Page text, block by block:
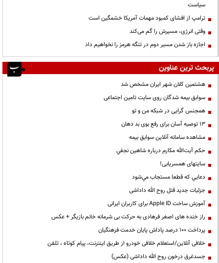
سیاست
ترامپ از افشای کمبود مهمات آمریکا خشمگین است
وقتی انرژی، مسیرش را گم می‌کند
اجازه باز شدن مسیر دوم در تنگه هرمز را نخواهیم داد
پربحث ترین عناوین
هشتمین کلان شهر ایران مشخص شد
سوابق بیمه شدگان روی سایت تامین اجتماعی
همجنس گرایی در شبکه من و تو
13 توصیه آسان برای رفع بوی بد دهان
مشاهده سامانه آنلاين سوابق بیمه
حكم آيت‌الله مكارم درباره شاهين نجفي
سایتهای همسریابی!
دعايي كه قطعا مستجاب مي‌شود
جزئیات جدید قتل روح الله داداشی
آموزش ساخت Apple ID برای کاربران ایرانی
راز خنده های اصغر فرهادی به حرکت بی شرمانه خانم بازیگر + عکس
پرداخت ۱۰۰ درصد پاداش پایان خدمت فرهنگیان
خلافی آنلاین/استعلام خلافی خودرو از طریق اینترنت، پیام کوتاه ، تلفن
جسدغرق درخون روح الله داداشی (عکس)